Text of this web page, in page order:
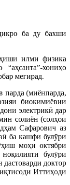
ба ду бахши
илми физика
хониҳо
мегирад.
парда (миёнпарда,
биокимиёвии
электрикӣ дар
солиён (солҳои
Сафарович аз
ба кашфи булӯри
моҳи октябри
булӯри
доктор
Иттиҳоди